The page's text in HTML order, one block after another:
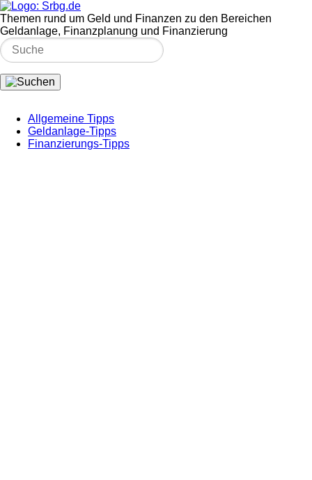
Themen rund um Geld und Finanzen zu den Bereichen
Geldanlage, Finanzplanung und Finanzierung
Allgemeine Tipps
Geldanlage-Tipps
Finanzierungs-Tipps